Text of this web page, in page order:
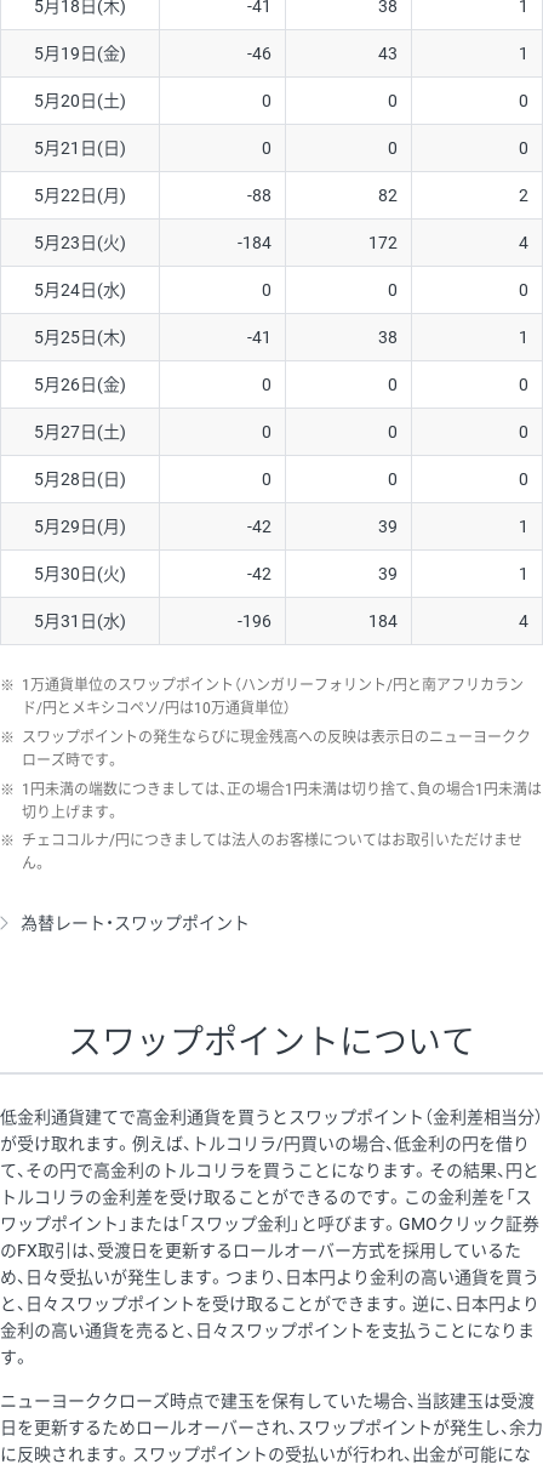
ソ/円は10万通貨単位。
5月18日(木) -41 38 1
5月19日(金) -46 43 1
5月20日(土) 0 0 0
5月21日(日) 0 0 0
5月22日(月) -88 82 2
5月23日(火) -184 172 4
5月24日(水) 0 0 0
5月25日(木) -41 38 1
5月26日(金) 0 0 0
5月27日(土) 0 0 0
5月28日(日) 0 0 0
5月29日(月) -42 39 1
5月30日(火) -42 39 1
5月31日(水) -196 184 4
※ 1万通貨単位のスワップポイント（ハンガリーフォリント/円と南アフリカラン
ド/円とメキシコペソ/円は10万通貨単位）
※ スワップポイントの発生ならびに現金残高への反映は表示日のニューヨークク
ローズ時です。
※ 1円未満の端数につきましては、正の場合1円未満は切り捨て、負の場合1円未満は
切り上げます。
※ チェココルナ/円につきましては法人のお客様についてはお取引いただけませ
ん。
為替レート・スワップポイント
スワップポイントについて
低金利通貨建てで高金利通貨を買うとスワップポイント（金利差相当分）
が受け取れます。例えば、トルコリラ/円買いの場合、低金利の円を借り
て、その円で高金利のトルコリラを買うことになります。その結果、円と
トルコリラの金利差を受け取ることができるのです。この金利差を「ス
ワップポイント」または「スワップ金利」と呼びます。GMOクリック証券
のFX取引は、受渡日を更新するロールオーバー方式を採用しているた
め、日々受払いが発生します。つまり、日本円より金利の高い通貨を買う
と、日々スワップポイントを受け取ることができます。逆に、日本円より
金利の高い通貨を売ると、日々スワップポイントを支払うことになりま
す。
ニューヨーククローズ時点で建玉を保有していた場合、当該建玉は受渡
日を更新するためロールオーバーされ、スワップポイントが発生し、余力
に反映されます。スワップポイントの受払いが行われ、出金が可能にな